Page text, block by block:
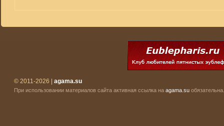
© 2011-2026 | agama.su
При использовании материалов сайта активная ссылка на agama.su обязательна.